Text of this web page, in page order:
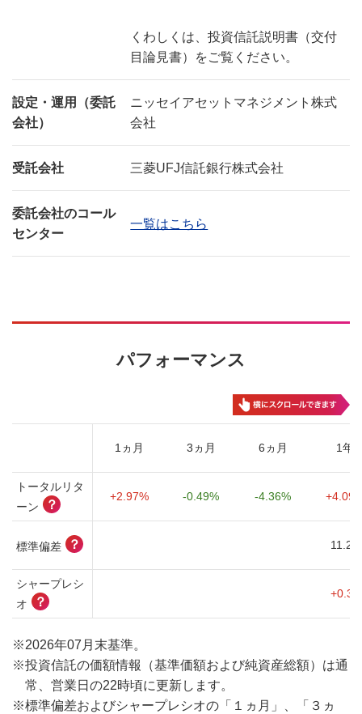
くわしくは、投資信託説明書（交付
目論見書）をご覧ください。
設定・運用（委託
会社）
ニッセイアセットマネジメント株式
会社
受託会社 三菱UFJ信託銀行株式会社
委託会社のコール
センター
一覧はこちら
パフォーマンス
トータルリタ
ーン
？
標準偏差 ？
シャープレシ
オ
？
1ヵ月 3ヵ月 6ヵ月 1年
+2.97% -0.49% -4.36%
11.22
+0.31
※2026年07月末基準。
※投資信託の価額情報（基準価額および純資産総額）は通
常、営業日の22時頃に更新します。
※標準偏差およびシャープレシオの「１ヵ月」、「３ヵ